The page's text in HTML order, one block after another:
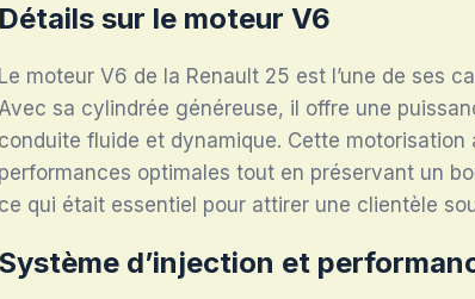
Détails sur le moteur V6
Le moteur V6 de la Renault 25 est l’une de ses
Avec sa cylindrée généreuse, il offre une
conduite fluide et dynamique. Cette
performances optimales tout en préservant un
ce qui était essentiel pour attirer une clientèle
Système d’injection et